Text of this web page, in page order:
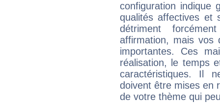
configuration indique
qualités affectives et
détriment
affirmation, mais
importantes. Ces
réalisation, le temps
caractéristiques. Il
doivent être mises en
de votre thème qui